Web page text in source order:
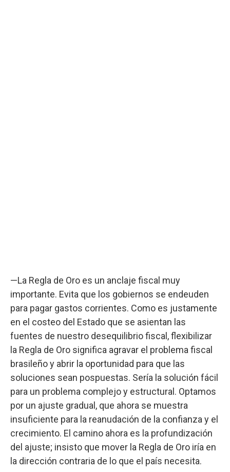
—La Regla de Oro es un anclaje fiscal muy
importante. Evita que los gobiernos se endeuden
para pagar gastos corrientes. Como es justamente
en el costeo del Estado que se asientan las
fuentes de nuestro desequilibrio fiscal, flexibilizar
la Regla de Oro significa agravar el problema fiscal
brasileño y abrir la oportunidad para que las
soluciones sean pospuestas. Sería la solución fácil
para un problema complejo y estructural. Optamos
por un ajuste gradual, que ahora se muestra
insuficiente para la reanudación de la confianza y el
crecimiento. El camino ahora es la profundización
del ajuste; insisto que mover la Regla de Oro iría en
la dirección contraria de lo que el país necesita.